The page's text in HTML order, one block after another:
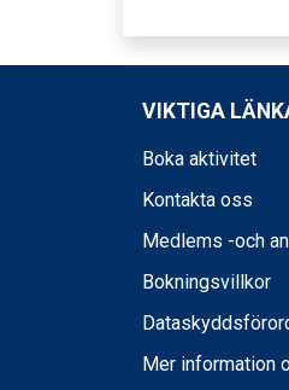
VIKTIGA
Boka aktivitet
Kontakta oss
Medlems -och
Bokningsvillkor
Mer information